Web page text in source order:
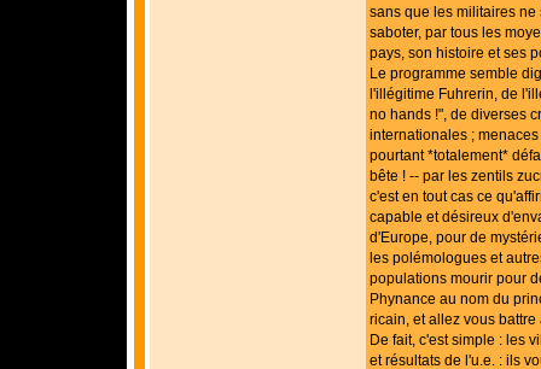
sans que les militaires ne
saboter, par tous les
pays, son histoire et ses
Le programme semble
l'illégitime Fuhrerin, de
no hands !", de diverses
internationales ;
pourtant *totalement*
bête ! -- par les zentils
c'est en tout cas ce
capable et désireux
d'Europe, pour de
les polémologues et
populations mourir pour
Phynance au nom du
ricain, et allez vous battre
De fait, c'est simple : les
et résultats de l'u.e. : ils